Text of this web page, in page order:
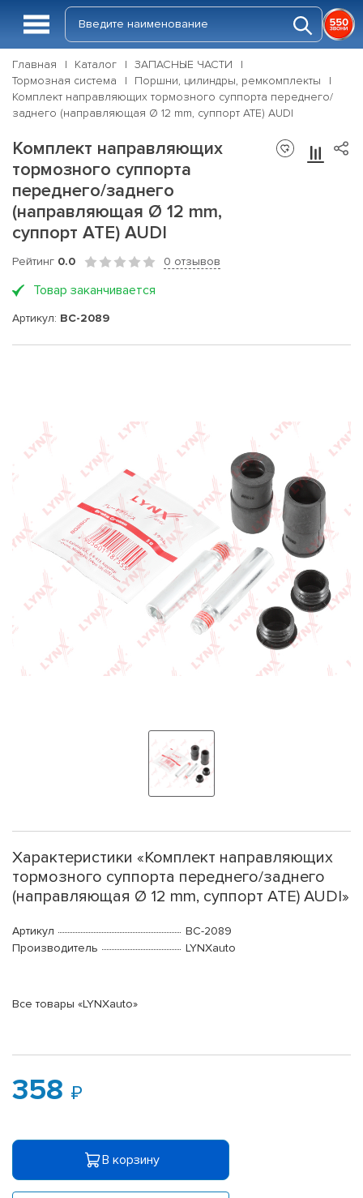
Главная Каталог
ЗАПАСНЫЕ ЧАСТИ
Тормозная система
Поршни, цилиндры, ремкомплекты
Комплект направляющих тормозного суппорта переднего/
заднего (направляющая Ø 12 mm, суппорт ATE) AUDI
Комплект направляющих
тормозного суппорта
переднего/заднего
(направляющая Ø 12 mm,
суппорт ATE) AUDI
Рейтинг 0.0 0 отзывов
Товар заканчивается
Артикул: BC-2089
Характеристики «Комплект направляющих
тормозного суппорта переднего/заднего
(направляющая Ø 12 mm, суппорт ATE) AUDI»
Артикул
BC-2089
Производитель
LYNXauto
Все товары «LYNXauto»
358
В корзину